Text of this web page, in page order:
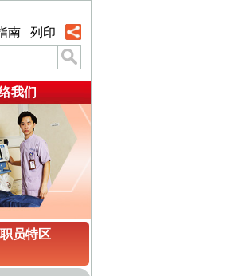
南 列印
我们
员特区